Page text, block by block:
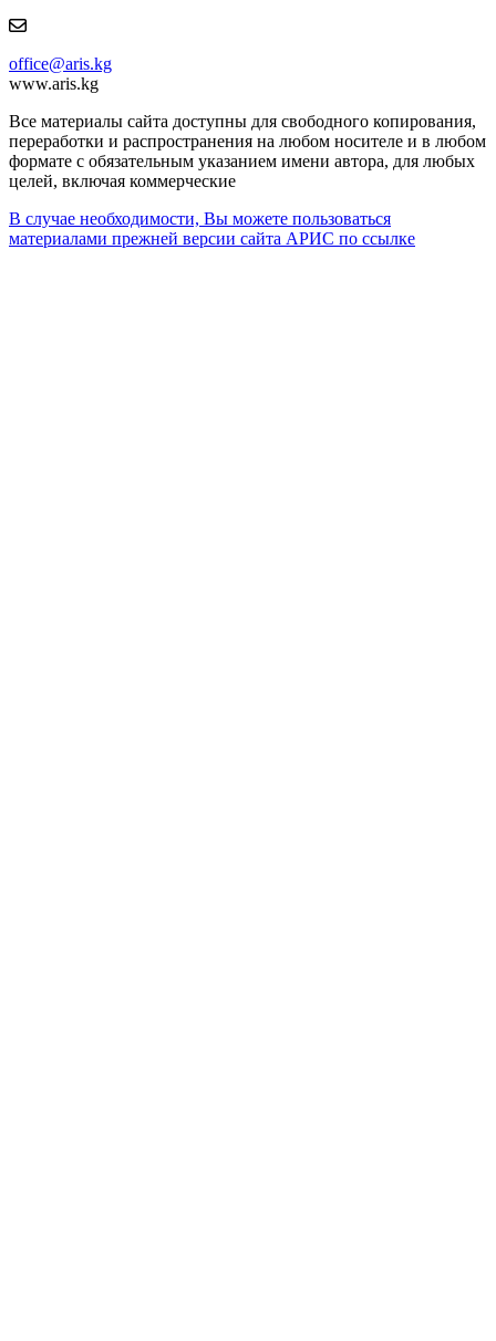
office@aris.kg
www.aris.kg
Все материалы сайта доступны для свободного копирования,
переработки и распространения на любом носителе и в любом
формате с обязательным указанием имени автора, для любых
целей, включая коммерческие
В случае необходимости, Вы можете пользоваться
материалами прежней версии сайта АРИС по ссылке